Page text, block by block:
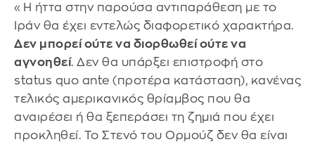
«Η ήττα στην παρούσα αντιπαράθεση με το
Ιράν θα έχει εντελώς διαφορετικό χαρακτήρα.
Δεν μπορεί ούτε να διορθωθεί ούτε να
αγνοηθεί. Δεν θα υπάρξει επιστροφή στο
status quo ante (προτέρα κατάσταση), κανένας
τελικός αμερικανικός θρίαμβος που θα
αναιρέσει ή θα ξεπεράσει τη ζημιά που έχει
προκληθεί. Το Στενό του Ορμούζ δεν θα είναι